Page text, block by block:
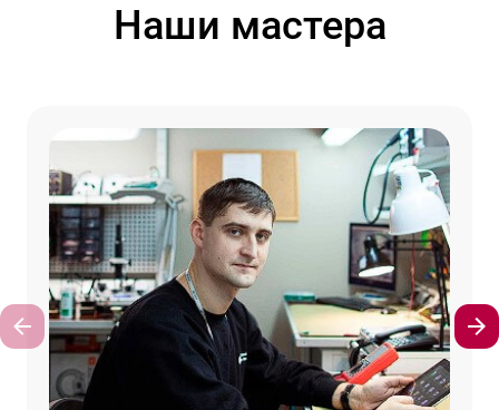
Наши мастера